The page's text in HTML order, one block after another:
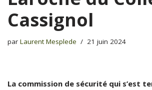
Cassignol
par Laurent Mesplede 21 juin 2024
La commission de sécurité qui s’est